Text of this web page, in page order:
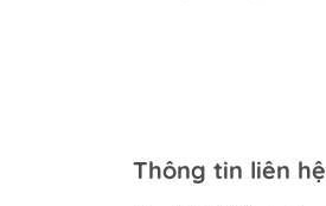
Thông tin liên hệ